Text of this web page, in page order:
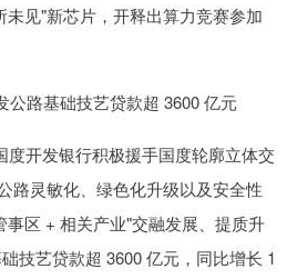
见"新芯片，开释出算力竞赛参加
路基础技艺贷款超 3600 亿元
度开发银行积极援手国度轮廓立体交
路灵敏化、绿色化升级以及安全性
区 + 相关产业"交融发展、提质升
技艺贷款超 3600 亿元，同比增长 1